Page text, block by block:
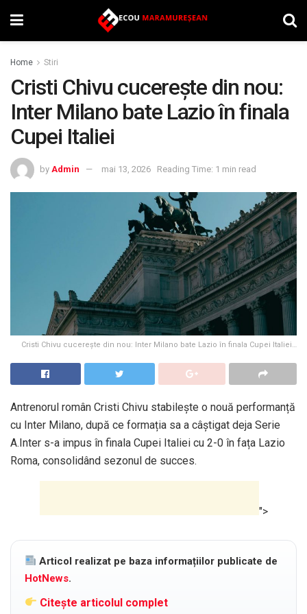
Home Stiri
Cristi Chivu cucerește din nou:
Inter Milano bate Lazio în finala
Cupei Italiei
by Admin mai 13, 2026 Reading Time: 1 min read
Cristi Chivu cucerește din nou: Inter Milano bate Lazio în finala Cupei Italiei…
Antrenorul român Cristi Chivu stabilește o nouă performanță
cu Inter Milano, după ce formația sa a câștigat deja Serie
A.Inter s-a impus în finala Cupei Italiei cu 2-0 în fața Lazio
Roma, consolidând sezonul de succes.
">
Articol realizat pe baza informațiilor publicate de
HotNews.
Citește articolul complet